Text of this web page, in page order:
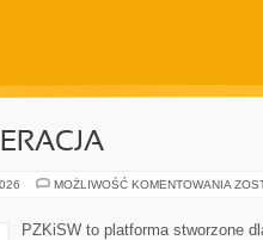
MOŻLIWOŚĆ KOMENTOWANIA
PZKiSW to platforma stworzone